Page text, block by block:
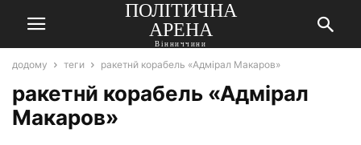
ПОЛІТИЧНА
АРЕНА
Вінниччини
додому теги ракетнй корабель «Адмірал Макаров»
ракетнй корабель «Адмірал
Макаров»